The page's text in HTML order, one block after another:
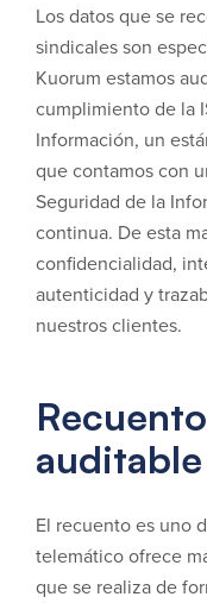
Los datos que se
sindicales son
Kuorum estamos
cumplimiento de la
Información, un
que contamos con
Seguridad de la
continua. De esta
confidencialidad,
autenticidad y
nuestros clientes.
auditable
El recuento es uno
telemático ofrece
que se realiza de